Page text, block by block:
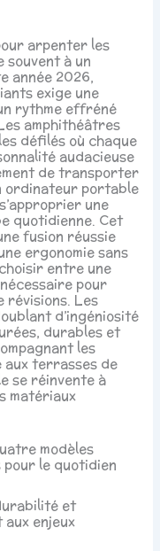
arpenter les
souvent à un
année 2026,
exige une
rythme effréné
amphithéâtres
défilés où chaque
audacieuse
de transporter
ordinateur portable
une
quotidienne. Cet
fusion réussie
ergonomie sans
entre une
pour
révisions. Les
d’ingéniosité
durables et
les
aux terrasses de
se réinvente à
matériaux
modèles
le quotidien
et
aux enjeux